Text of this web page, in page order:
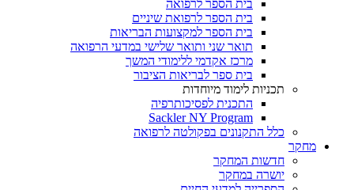
בית הספר לרפואה
בית הספר לרפואת שיניים
בית הספר למקצועות הבריאות
תואר שני ותואר שלישי במדעי הרפואה
מרכז אקדמי ללימודי המשך
בית ספר לבריאות הציבור
תכניות לימוד מיוחדות
התכנית לפסיכותרפיה
Sackler NY Program
כלל התקנונים בפקולטה לרפואה
מחקר
חדשות המחקר
יושרה במחקר